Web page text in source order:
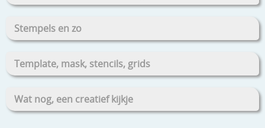
Stempels en zo
Template, mask, stencils, grids
Wat nog, een creatief kijkje